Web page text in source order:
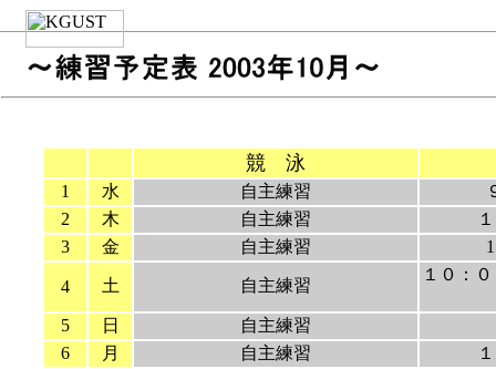
競 泳
1 水 自主練習
2
木 自主練習
3
金 自主練習
4 土 自主練習
１０：
5 日
自主練習
6
月 自主練習